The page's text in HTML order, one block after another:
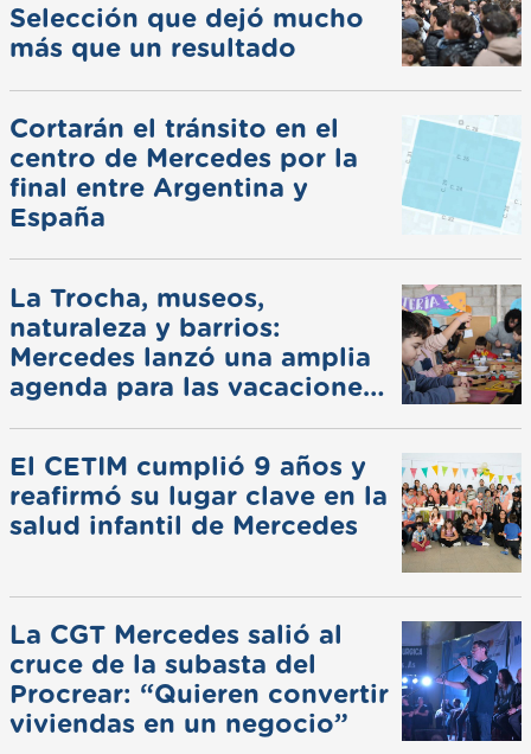
Selección que dejó mucho
más que un resultado
Cortarán el tránsito en el
centro de Mercedes por la
final entre Argentina y
España
La Trocha, museos,
naturaleza y barrios:
Mercedes lanzó una amplia
agenda para las vacaciones
El CETIM cumplió 9 años y
reafirmó su lugar clave en la
salud infantil de Mercedes
La CGT Mercedes salió al
cruce de la subasta del
Procrear: “Quieren convertir
viviendas en un negocio”